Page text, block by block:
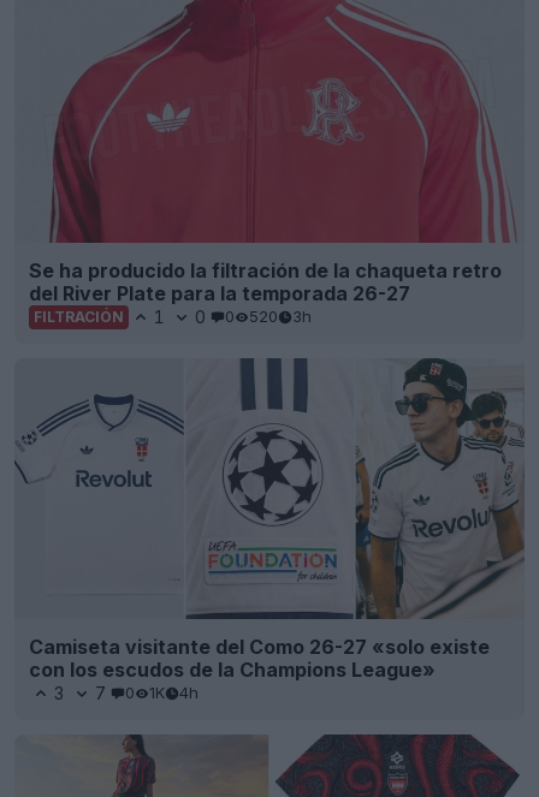
Se ha producido la filtración de la chaqueta retro
del River Plate para la temporada 26-27
FILTRACIÓN 1 0 0 520 3h
Camiseta visitante del Como 26-27 «solo existe
con los escudos de la Champions League»
3 7 0 1K 4h